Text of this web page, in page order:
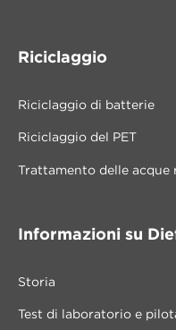
Riciclaggio
Riciclaggio di batterie
Riciclaggio del PET
Trattamento delle acque
Informazioni su
Storia
Test di laboratorio e